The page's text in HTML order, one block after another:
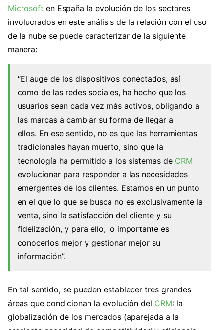
Microsoft en España la evolución de los sectores
involucrados en este análisis de la relación con el uso
de la nube se puede caracterizar de la siguiente
manera:
“El auge de los dispositivos conectados, así
como de las redes sociales, ha hecho que los
usuarios sean cada vez más activos, obligando a
las marcas a cambiar su forma de llegar a
ellos. En ese sentido, no es que las herramientas
tradicionales hayan muerto, sino que la
tecnología ha permitido a los sistemas de CRM
evolucionar para responder a las necesidades
emergentes de los clientes. Estamos en un punto
en el que lo que se busca no es exclusivamente la
venta, sino la satisfacción del cliente y su
fidelización, y para ello, lo importante es
conocerlos mejor y gestionar mejor su
información”.
En tal sentido, se pueden establecer tres grandes
áreas que condicionan la evolución del CRM: la
globalización de los mercados (aparejada a la